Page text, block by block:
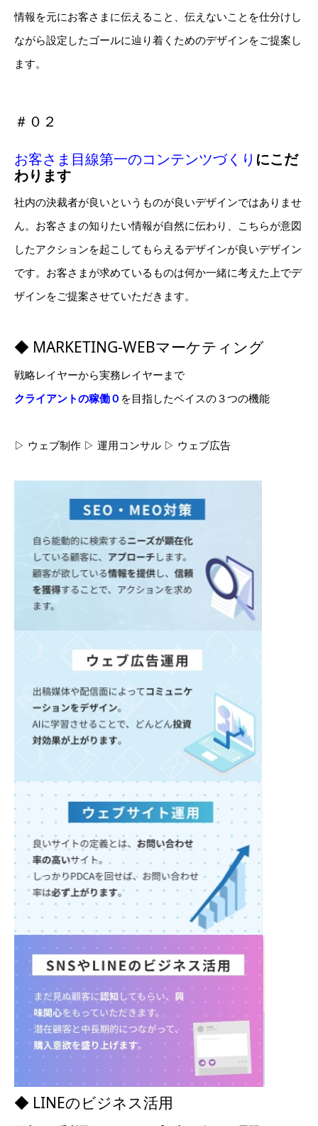
情報を元にお客さまに伝えること、伝えないことを仕分けし
ながら設定したゴールに辿り着くためのデザインをご提案し
ます。
＃０２
お客さま目線第一のコンテンツづくり にこだ
わります
社内の決裁者が良いというものが良いデザインではありませ
ん。お客さまの知りたい情報が自然に伝わり、こちらが意図
したアクションを起こしてもらえるデザインが良いデザイン
です。お客さまが求めているものは何か一緒に考えた上でデ
ザインをご提案させていただきます。
◆ MARKETING-WEBマーケティング
戦略レイヤーから実務レイヤーまで
クライアントの稼働０ を目指したベイスの３つの機能
▷ ウェブ制作 ▷ 運用コンサル ▷ ウェブ広告
◆ LINEのビジネス活用